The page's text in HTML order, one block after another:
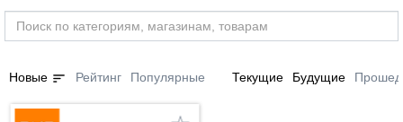
Новые sort Рейтинг Популярные Текущие Будущие